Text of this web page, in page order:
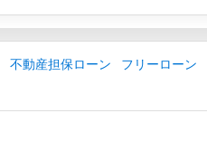
不動産担保ローン フリーローン